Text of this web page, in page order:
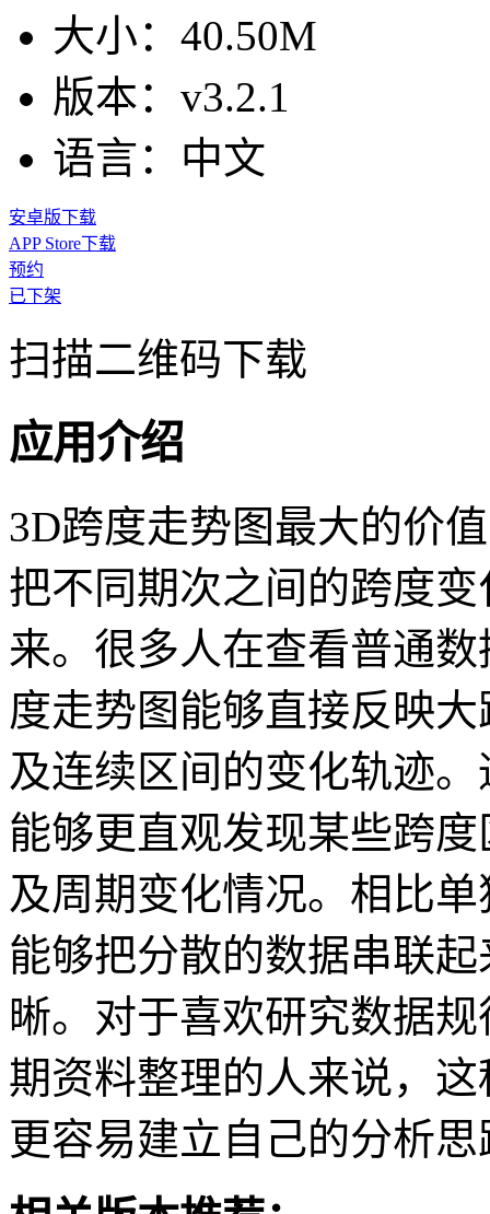
大小： 40.50M
版本： v3.2.1
语言： 中文
安卓版下载
APP Store下载
预约
已下架
扫描二维码下载
应用介绍
3D跨度走势图最大的价
把不同期次之间的跨度
来。很多人在查看普通
度走势图能够直接反映
及连续区间的变化轨迹
能够更直观发现某些跨
及周期变化情况。相比
能够把分散的数据串联
晰。对于喜欢研究数据
期资料整理的人来说，
更容易建立自己的分析思